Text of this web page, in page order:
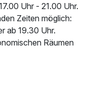
Uhr - 21.00 Uhr.
Zeiten möglich:
ab 19.30 Uhr.
Räumen